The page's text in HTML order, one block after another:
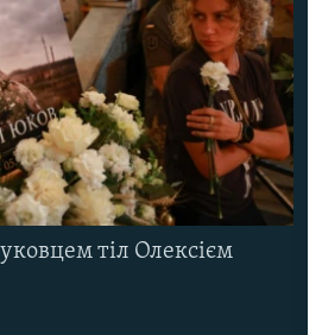
тіл Олексієм